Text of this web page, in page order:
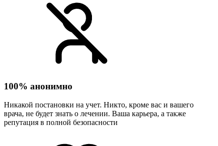
100% анонимно
Никакой постановки на учет. Никто, кроме вас и вашего
врача, не будет знать о лечении. Ваша карьера, а также
репутация в полной безопасности